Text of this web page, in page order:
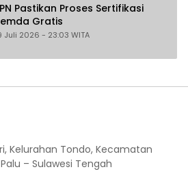
Pastikan Proses Sertifikasi
Gratis
Juli 2026 - 23:03 WITA
Kelurahan Tondo, Kecamatan
– Sulawesi Tengah